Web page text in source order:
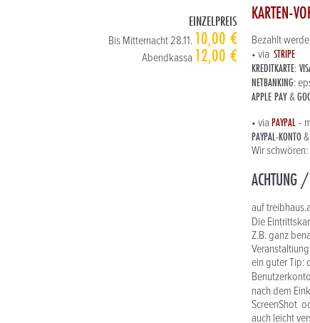
EINZELPREIS
Bis Mitternacht 28.11. 10,00 €
Abendkassa 12,00 €
KARTEN-
Bezahlt
• viaSTRIPE
KREDITKARTE:
NETBANKING:
APPLE PAY&
• viaPAYPAL-
PAYPAL-KONTO
Wir
ACHTUNG
auf
Die
Z.B. ganz
ein guter Tip:
nach dem
ScreenShot
auch leicht